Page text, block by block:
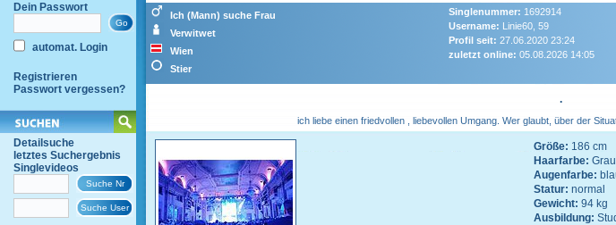
Dein Passwort
automat. Login
Registrieren
Passwort vergessen?
Detailsuche
letztes Suchergebnis
Singlevideos
Ich (Mann) suche Frau
Verwitwet
Wien
Stier
Singlenummer: 1692914
Username: Linie60, 59
Profil seit: 27.06.2020 23:24
zuletzt online: 05.08.2026 14:05
.
ich liebe einen friedvollen , liebevollen Umgang. Wer glaubt, über der
Größe: 186 cm
Haarfarbe:
Augenfarbe:
Statur: normal
Gewicht: 94 kg
Ausbildung: